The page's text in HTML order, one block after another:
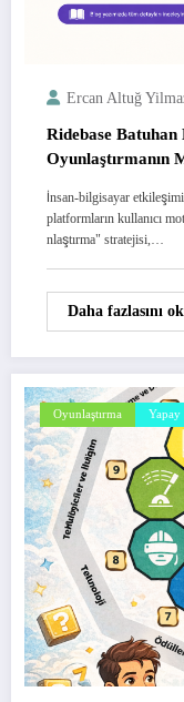
Ercan Altuğ
Ridebase Batuhan
Oyunlaştırmanın
İnsan-bilgisayar
platformların kullanıcı
nlaştırma" stratejisi,…
Daha fazlasını
Oyunlaştırma Yapay